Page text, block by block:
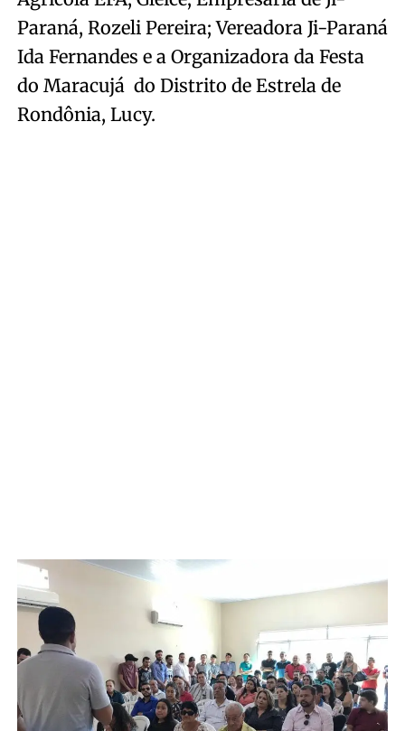
Paraná, Rozeli Pereira; Vereadora Ji-Paraná
Ida Fernandes e a Organizadora da Festa
do Maracujá do Distrito de Estrela de
Rondônia, Lucy.